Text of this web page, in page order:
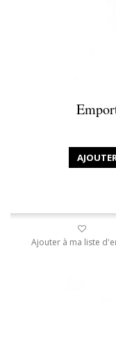
Ajouter à ma liste